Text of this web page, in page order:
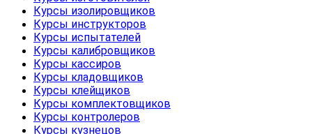
Курсы изолировщиков
Курсы инструкторов
Курсы испытателей
Курсы калибровщиков
Курсы кассиров
Курсы кладовщиков
Курсы клейщиков
Курсы комплектовщиков
Курсы контролеров
Курсы кузнецов